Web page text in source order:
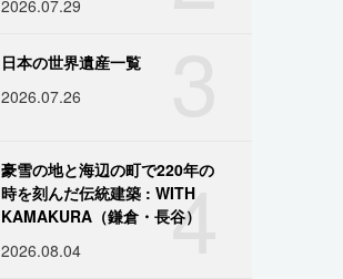
2026.07.29
日本の世界遺産一覧
2026.07.26
4
豪雪の地と海辺の町で220年の
時を刻んだ伝統建築 : WITH
KAMAKURA（鎌倉・長谷）
2026.08.04